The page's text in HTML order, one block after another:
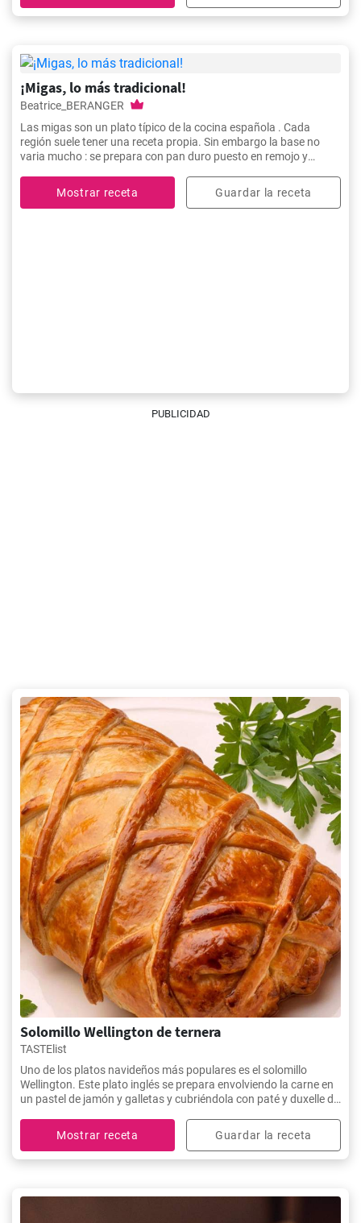
¡Migas, lo más tradicional!
Beatrice_BERANGER
Las migas son un plato típico de la cocina española . Cada
región suele tener una receta propia. Sin embargo la base no
varia mucho : se prepara con pan duro puesto en remojo y
Mostrar receta Guardar la receta
PUBLICIDAD
Solomillo Wellington de ternera
TASTElist
Uno de los platos navideños más populares es el solomillo
Wellington. Este plato inglés se prepara envolviendo la carne en
un pastel de jamón y galletas y cubriéndola con paté y duxelle de
Mostrar receta
Guardar la receta